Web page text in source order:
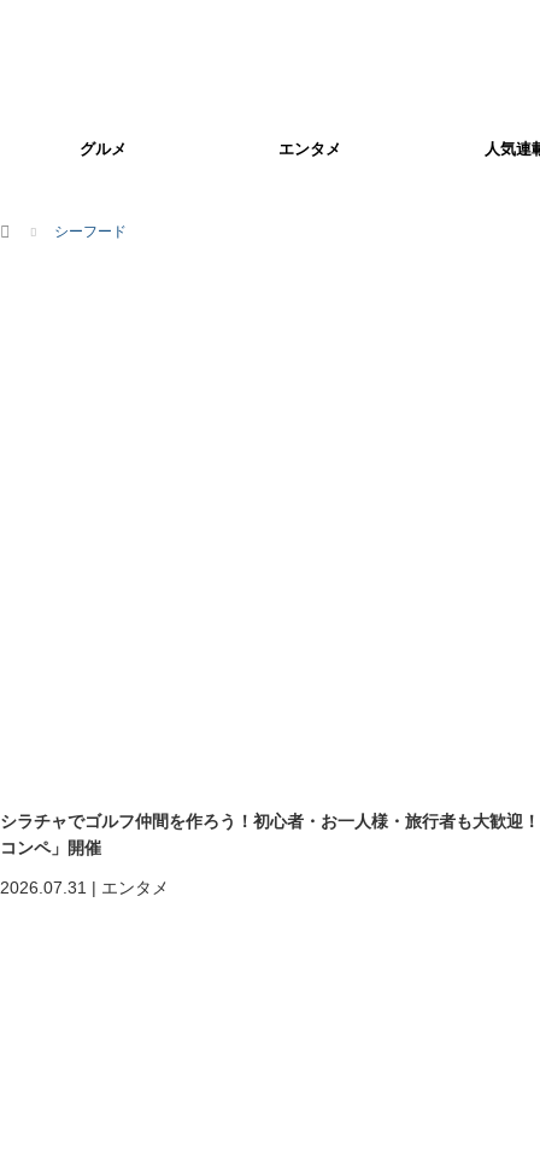
グルメ エンタメ 人気連
ホーム シーフード
シラチャでゴルフ仲間を作ろう！初心者・お一人様・旅行者も大歓迎
コンペ」開催
2026.07.31 | エンタメ